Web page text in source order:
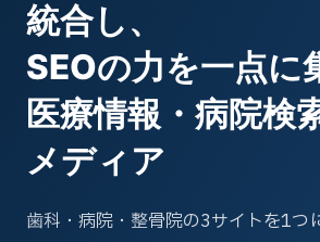
統合し、
SEOの力を一点に
医療情報・病院検
メディア
歯科・病院・整骨院の3サイトを1つ